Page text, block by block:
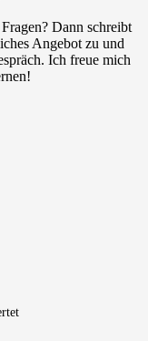
Dann schreibt
Angebot zu und
Ich freue mich